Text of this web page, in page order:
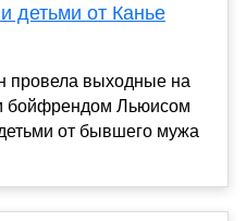
детьми от Канье
провела выходные на
бойфрендом Льюисом
от бывшего мужа